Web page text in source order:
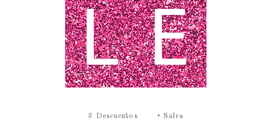
# Descuentos • Sales